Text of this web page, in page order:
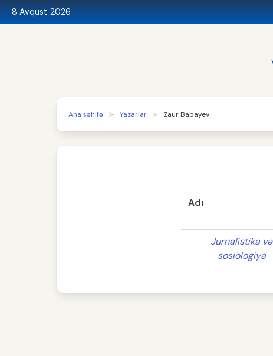
8 Avqust 2026
Ana səhifə Yazarlar Zaur Babayev
Adı
Jurnalistika və
sosiologiya